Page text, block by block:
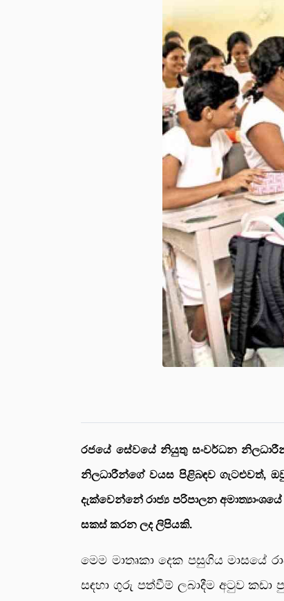
රජයේ සේවයේ නියුතු සංවර්ධන
නිලධාරීන්ගේ වයස පිළිබඳව ගැටළුවත්,
දැක්වෙන්නේ රාජ්‍ය පරිපාලන
සකස් කරන ලද ලිපියකි.
මෙම මාතෘකා දෙක පසුගිය මාසයේ
සඳහා ගුරු පත්වීම් ලබාදීම අටුව